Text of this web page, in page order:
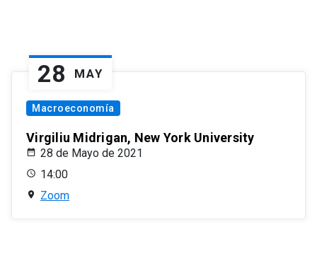
28 MAY
Macroeconomía
Virgiliu Midrigan, New York University
28 de Mayo de 2021
14:00
Zoom